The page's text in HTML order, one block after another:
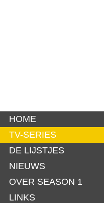
HOME
TV-SERIES
DE LIJSTJES
NIEUWS
OVER SEASON 1
LINKS